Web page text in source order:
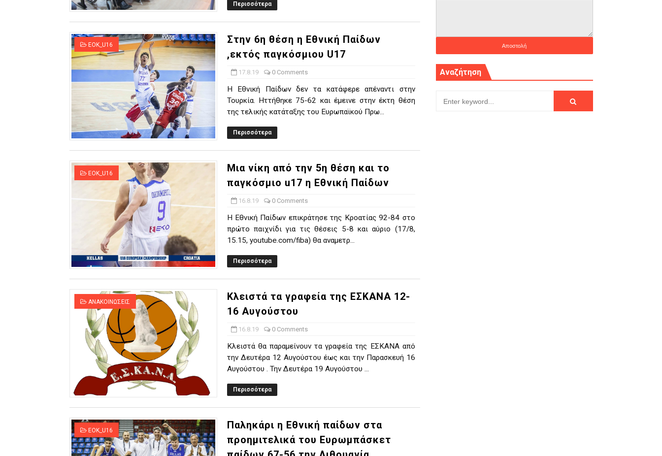
Περισσότερα
EOK_U16
Στην 6η θέση η Εθνική Παίδων
,εκτός παγκόσμιου U17
17.8.19 0 Comments
Η Εθνική Παίδων δεν τα κατάφερε απέναντι στην
Τουρκία. Ηττήθηκε 75-62 και έμεινε στην έκτη θέση
της τελικής κατάταξης του Ευρωπαϊκού Πρω...
Περισσότερα
EOK_U16
Μια νίκη από την 5η θέση και το
παγκόσμιο u17 η Εθνική Παίδων
16.8.19 0 Comments
Η Εθνική Παίδων επικράτησε της Κροατίας 92-84 στο
πρώτο παιχνίδι για τις θέσεις 5-8 και αύριο (17/8,
15.15, youtube.com/fiba) θα αναμετρ...
Περισσότερα
ΑΝΑΚΟΙΝΩΣΕΙΣ
Κλειστά τα γραφεία της ΕΣΚΑΝΑ 12-
16 Αυγούστου
16.8.19 0 Comments
Κλειστά θα παραμείνουν τα γραφεία της ΕΣΚΑΝΑ από
την Δευτέρα 12 Αυγούστου έως και την Παρασκευή 16
Αυγούστου . Την Δευτέρα 19 Αυγούστου ...
Περισσότερα
EOK_U16
Παληκάρι η Εθνική παίδων στα
προημιτελικά του Ευρωμπάσκετ
Αναζήτηση